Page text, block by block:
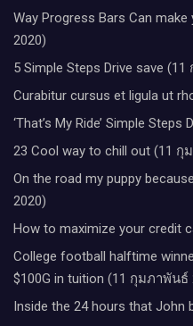
Way Progress Bars Can
2020)
5 Simple Steps Drive save
Curabitur cursus et ligula ut
‘That’s My Ride’ Simple
23 Cool way to chill out (11 กุ
On the road my puppy
2020)
How to maximize your credit
College football halftime
$100G in tuition (11 กุมภาพันธ์
Inside the 24 hours that